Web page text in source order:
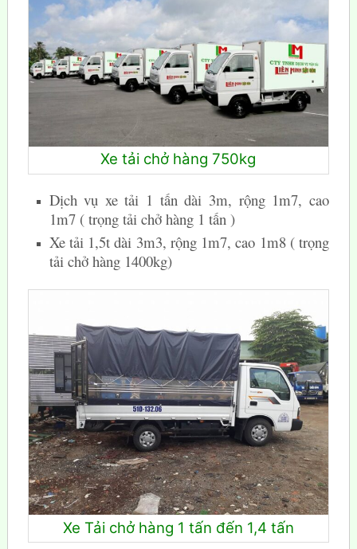
Xe tải chở hàng 750kg
Dịch vụ xe tải 1 tấn dài 3m, rộng 1m7, cao
1m7 ( trọng tải chở hàng 1 tấn )
Xe tải 1,5t dài 3m3, rộng 1m7, cao 1m8 ( trọng
tải chở hàng 1400kg)
Xe Tải chở hàng 1 tấn đến 1,4 tấn